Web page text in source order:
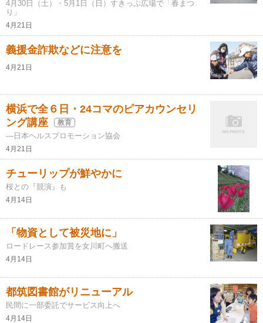
4月30日（土）・5月1日（日）すきっぷ広場で「春まつ
り」
4月21日
義援金詐欺などに注意を
4月21日
横浜で全６日・24コマのピアカウンセリ
ング講座
教育
―日本ヘルスプロモーション協会
4月21日
チューリップが鮮やかに
桜との『競演』も
4月14日
「物資として被災地に」
ロードレース参加賞を女川町へ搬送
4月14日
都筑図書館がリニューアル
民間に一部委託でサービス向上へ
4月14日